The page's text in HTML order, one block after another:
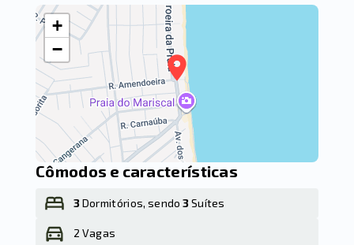
+
−
Cômodos e características
3Dormitórios, sendo3Suítes
2 Vagas